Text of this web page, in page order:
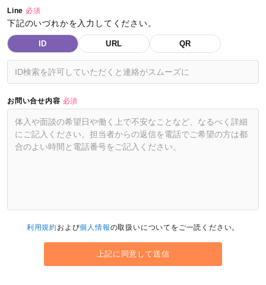
Line 必須
下記のいづれかを入力してください。
ID URL QR
お問い合せ内容 必須
利用規約および個人情報の取扱いについてをご一読ください。